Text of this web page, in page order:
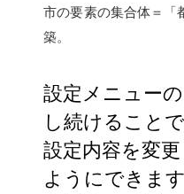
市の要素の集合体＝「
築。
設定メニュー
し続けること
設定内容を変
ようにできま